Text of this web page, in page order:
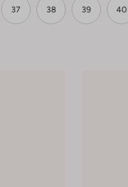
37 38 39 40